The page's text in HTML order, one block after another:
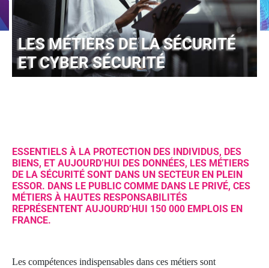
LES MÉTIERS DE LA SÉCURITÉ
ET CYBER SÉCURITÉ
ESSENTIELS À LA PROTECTION DES INDIVIDUS, DES
BIENS, ET AUJOURD’HUI DES DONNÉES, LES MÉTIERS
DE LA SÉCURITÉ SONT DANS UN SECTEUR EN PLEIN
ESSOR. DANS LE PUBLIC COMME DANS LE PRIVÉ, CES
MÉTIERS À HAUTES RESPONSABILITÉS
REPRÉSENTENT AUJOURD’HUI 150 000 EMPLOIS EN
FRANCE.
Les compétences indispensables dans ces métiers sont